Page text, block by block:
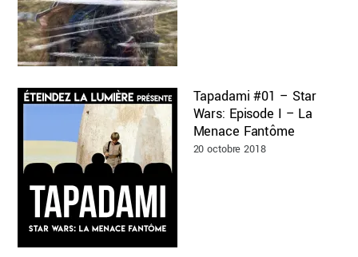
Tapadami #01 – Star
Wars: Episode I – La
Menace Fantôme
20 octobre 2018